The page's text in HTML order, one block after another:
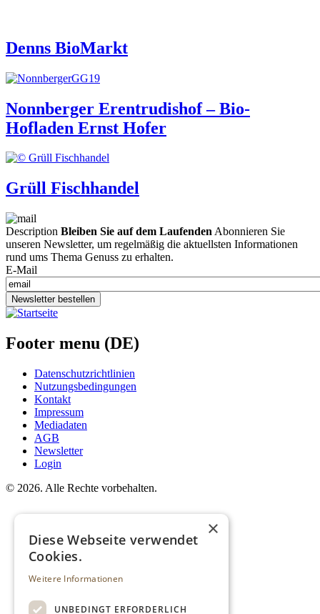
Denns BioMarkt
Nonnberger Erentrudishof – Bio-
Hofladen Ernst Hofer
Grüll Fischhandel
Description Bleiben Sie auf dem Laufenden Abonnieren Sie
unseren Newsletter, um regelmäßig die aktuellsten Informationen
rund ums Thema Genuss zu erhalten.
E-Mail
Newsletter bestellen
Footer menu (DE)
Datenschutzrichtlinien
Nutzungsbedingungen
Kontakt
Impressum
Mediadaten
AGB
Newsletter
Login
© 2026. Alle Rechte vorbehalten.
×
Diese Webseite verwendet
Cookies.
Weitere Informationen
UNBEDINGT ERFORDERLICH